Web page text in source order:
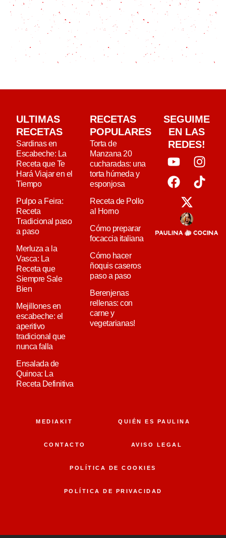
ULTIMAS
RECETAS
Sardinas en
Escabeche: La
Receta que Te
Hará Viajar en el
Tiempo
Pulpo a Feira:
Receta
Tradicional paso
a paso
Merluza a la
Vasca: La
Receta que
Siempre Sale
Bien
Mejillones en
escabeche: el
aperitivo
tradicional que
nunca falla
Ensalada de
Quinoa: La
Receta Definitiva
RECETAS
POPULARES
Torta de
Manzana 20
cucharadas: una
torta húmeda y
esponjosa
Receta de Pollo
al Horno
Cómo preparar
focaccia italiana
Cómo hacer
ñoquis caseros
paso a paso
Berenjenas
rellenas: con
carne y
vegetarianas!
SEGUIME
EN LAS
REDES!
MEDIAKIT QUIÉN ES PAULINA
CONTACTO AVISO LEGAL
POLÍTICA DE COOKIES
POLÍTICA DE PRIVACIDAD